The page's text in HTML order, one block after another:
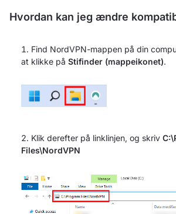
Hvordan kan jeg ændre
Find NordVPN-mappen på din
at klikke på Stifinder (mappeikonet).
Klik derefter på linklinjen, og skriv
Files\NordVPN